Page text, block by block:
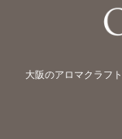
大阪のアロマクラフ